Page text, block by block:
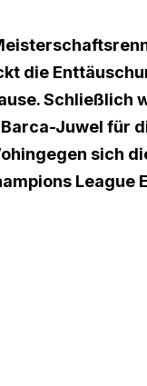
die
Schließlich
Juwel für
sich
League